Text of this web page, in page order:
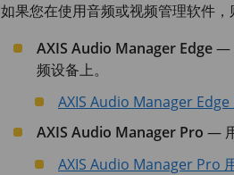
如果您在使用音频或视频管理软件
AXIS Audio Manager Edge—
频设备上。
AXIS Audio Manager Edge
AXIS Audio Manager Pro —
AXIS Audio Manager Pro